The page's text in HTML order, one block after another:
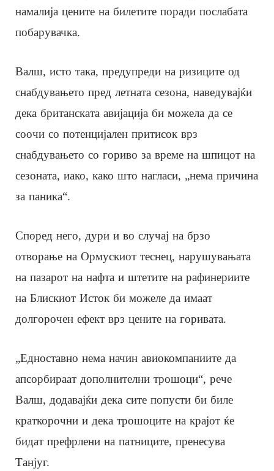
намалија цените на билетите поради послабата
побарувачка.
Валш, исто така, предупреди на ризиците од
снабдувањето пред летната сезона, наведувајќи
дека британската авијација би можела да се
соочи со потенцијален притисок врз
снабдувањето со гориво за време на шпицот на
сезоната, иако, како што нагласи, „нема причина
за паника“.
Според него, дури и во случај на брзо
отворање на Ормускиот теснец, нарушувањата
на пазарот на нафта и штетите на рафинериите
на Блискиот Исток би можеле да имаат
долгорочен ефект врз цените на горивата.
„Едноставно нема начин авиокомпаниите да
апсорбираат дополнителни трошоци“, рече
Валш, додавајќи дека сите попусти би биле
краткорочни и дека трошоците на крајот ќе
бидат префрлени на патниците, пренесува
Танјуг.